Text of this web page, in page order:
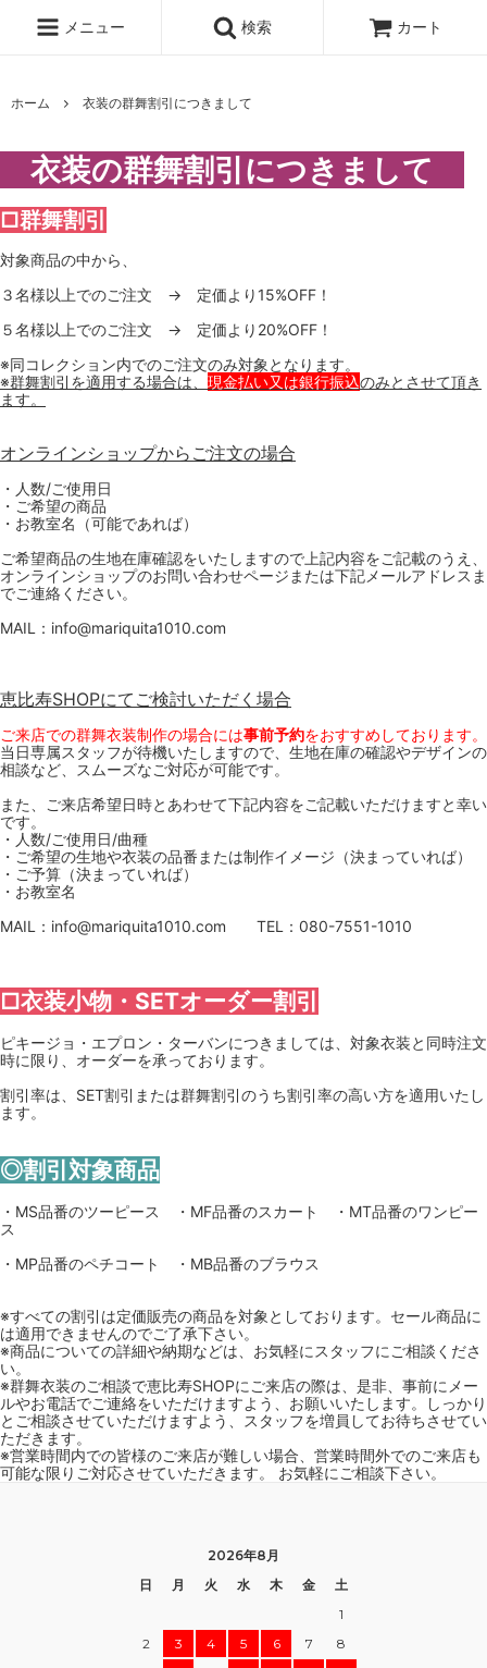
メニュー 検索 カート
ホーム 衣装の群舞割引につきまして
衣装の群舞割引につきまして
□群舞割引
対象商品の中から、
３名様以上でのご注文 → 定価より15%OFF！
５名様以上でのご注文 → 定価より20%OFF！
※同コレクション内でのご注文のみ対象となります。
※群舞割引を適用する場合は、 現金払い又は銀行振込のみとさせて頂き
ます。
オンラインショップからご注文の場合
・人数/ご使用日
・ご希望の商品
・お教室名（可能であれば）
ご希望商品の生地在庫確認をいたしますので上記内容をご記載のうえ、
オンラインショップのお問い合わせページまたは下記メールアドレスま
でご連絡ください。
MAIL：info@mariquita1010.com
恵比寿SHOPにてご検討いただく場合
ご来店での群舞衣装制作の場合には事前予約をおすすめしております。
当日専属スタッフが待機いたしますので、生地在庫の確認やデザインの
相談など、スムーズなご対応が可能です。
また、ご来店希望日時とあわせて下記内容をご記載いただけますと幸い
です。
・人数/ご使用日/曲種
・ご希望の生地や衣装の品番または制作イメージ（決まっていれば）
・ご予算（決まっていれば）
・お教室名
MAIL：info@mariquita1010.com TEL：080-7551-1010
□衣装小物・SETオーダー割引
ピキージョ・エプロン・ターバンにつきましては、対象衣装と同時注文
時に限り、オーダーを承っております。
割引率は、SET割引または群舞割引のうち割引率の高い方を適用いたし
ます。
◎割引対象商品
・MS品番のツーピース ・MF品番のスカート ・MT品番のワンピー
ス
・MP品番のペチコート ・MB品番のブラウス
※すべての割引は定価販売の商品を対象としております。セール商品に
は適用できませんのでご了承下さい。
※商品についての詳細や納期などは、お気軽にスタッフにご相談くださ
い。
※群舞衣装のご相談で恵比寿SHOPにご来店の際は、是非、事前にメー
ルやお電話でご連絡をいただけますよう、お願いいたします。しっかり
とご相談させていただけますよう、スタッフを増員してお待ちさせてい
ただきます。
※営業時間内での皆様のご来店が難しい場合、営業時間外でのご来店も
可能な限りご対応させていただきます。 お気軽にご相談下さい。
2026年8月
日
月 火 水 木 金
土
1
2
3 4 5 6 7
8